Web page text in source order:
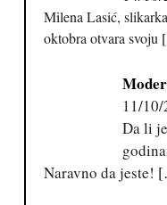
Milena Lasić,
oktobra otvara svoju
11/
Da li
Naravno da jeste!